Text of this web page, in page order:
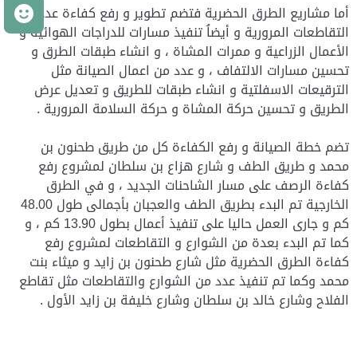
أما مشاريع الطرق الحضرية فتضم تطوير و رفع كفاءة عدد من
التقاطعات المرورية و أيضاُ تنفيذ مسارات للدراجات الهوائية و
الأعمال الزراعية و ممرات المشاة ، و انشاء طبقات الطرق و
تحسين مسارات الالتفاف ، و عدد من اعمال الصيانة مثل
الترقيعات الاسفلتية و انشاء طبقات للطريق و تعديل عرض
الطريق و تحسين حركة المشاة و حركة السلامة المرورية .
تضم خطة الصيانة و رفع الكفاءة كل من طريق طحنون بن
محمد و طريق الطف و شارع هزاع بن سلطان لمشروع رفع
كفاءة الرصف على مسار الشاحنات الجديد ، و في الطرق
الخارجية تم البدء بطريق الطف والعجبان بأجمالى طول 48.00
كم و جارى العمل حاليا على تنفيذ أعمال بطول 13.90 كم ، و
كما تم البدء بعدة من الشوارع و التقاطعات لمشروع رفع
كفاءة الطرق الحضرية مثل شارع طحنون بن زايد و ميثاء بنت
محمد وكما تم تنفيذ عدد من الشوارع والتقاطعات مثل تقاطع
الفلاح وشارع خالد بن سلطان وشارع خليفة بن زايد الأول .